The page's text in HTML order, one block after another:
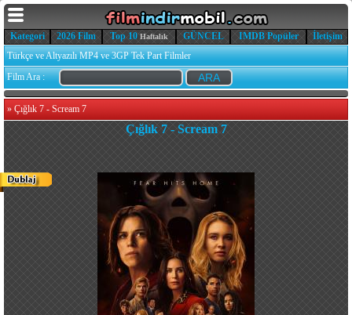
Kategori 2026 Film Top 10 Haftalık GÜNCEL IMDB Popüler
İletişim
Türkçe ve Altyazılı MP4 ve 3GP Tek Part Filmler
Film Ara :
» Çığlık 7 - Scream 7
Çığlık 7 - Scream 7